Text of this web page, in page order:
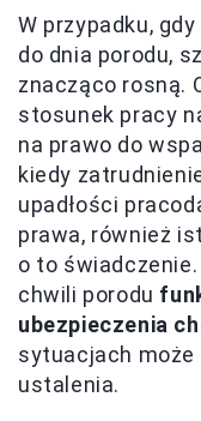
W przypadku,
do dnia porodu,
znacząco rosną.
stosunek pracy
na prawo do
kiedy
upadłości
prawa, również
o to
chwili porodu
ubezpieczenia
sytuacjach
ustalenia.